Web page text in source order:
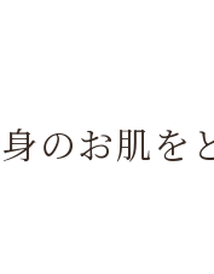
のお肌を